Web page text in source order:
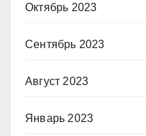
Октябрь 2023
Сентябрь 2023
Август 2023
Январь 2023